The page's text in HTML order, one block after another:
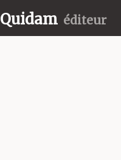
Quidam éditeur